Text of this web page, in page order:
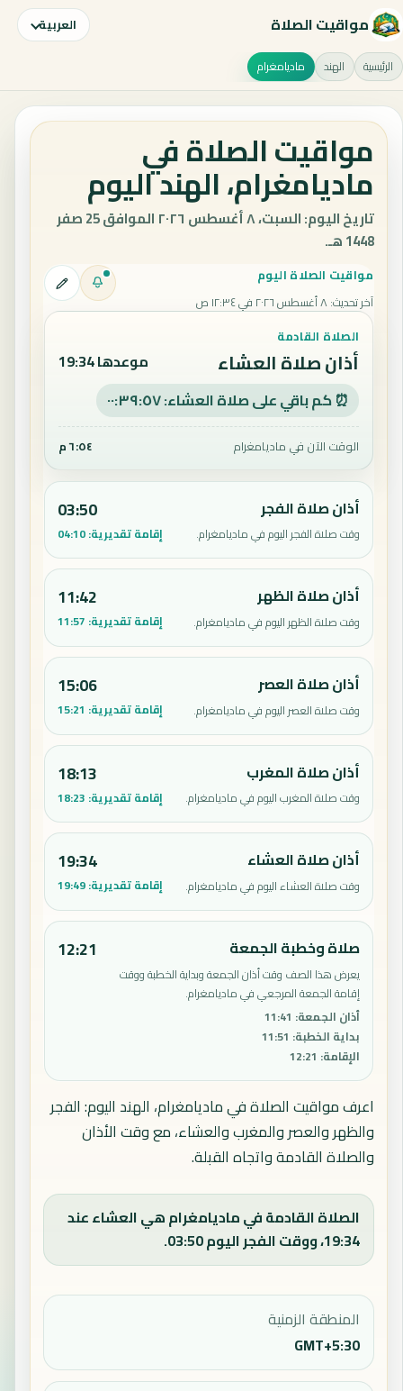
مواقيت الصلاة العربية
الرئيسية الهند ماديامغرام
مواقيت الصلاة في
ماديامغرام، الهند اليوم
تاريخ اليوم: السبت، ٨ أغسطس ٢٠٢٦ الموافق 25 صفر
1448 هـ.
مواقيت الصلاة اليوم
آخر تحديث:٨ أغسطس ٢٠٢٦ في ١٢:٣٤ ص
الصلاة القادمة
أذان صلاة العشاء موعدها 19:34
⏰ كم باقي على صلاة العشاء: ٠٠:٣٩:٥٦
الوقت الآن في ماديامغرام ٦:٥٤ م
أذان صلاة الفجر
وقت صلاة الفجر اليوم في ماديامغرام.
03:50
إقامة تقديرية:04:10
أذان صلاة الظهر
وقت صلاة الظهر اليوم في ماديامغرام.
11:42
إقامة تقديرية: 11:57
أذان صلاة العصر
وقت صلاة العصر اليوم في ماديامغرام.
15:06
إقامة تقديرية: 15:21
أذان صلاة المغرب
وقت صلاة المغرب اليوم في ماديامغرام.
18:13
إقامة تقديرية: 18:23
أذان صلاة العشاء
وقت صلاة العشاء اليوم في ماديامغرام.
19:34
إقامة تقديرية:19:49
صلاة وخطبة الجمعة
يعرض هذا الصف وقت أذان الجمعة وبداية الخطبة ووقت
إقامة الجمعة المرجعي في ماديامغرام.
أذان الجمعة:
11:41
بداية الخطبة:
11:51
الإقامة:
12:21
12:21
اعرف مواقيت الصلاة في ماديامغرام، الهند اليوم: الفجر
والظهر والعصر والمغرب والعشاء، مع وقت الأذان
والصلاة القادمة واتجاه القبلة.
الصلاة القادمة في ماديامغرام هي العشاء عند
19:34، ووقت الفجر اليوم 03:50.
المنطقة الزمنية
GMT+5:30